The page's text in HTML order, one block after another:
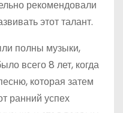
рекомендовали
этот талант.
полны музыки,
всего 8 лет, когда
которая затем
ранний успех